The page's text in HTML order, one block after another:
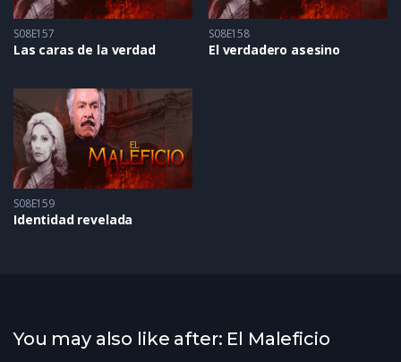
S08E157
Las caras de la verdad
S08E158
El verdadero asesino
S08E159
Identidad revelada
You may also like after: El Maleficio